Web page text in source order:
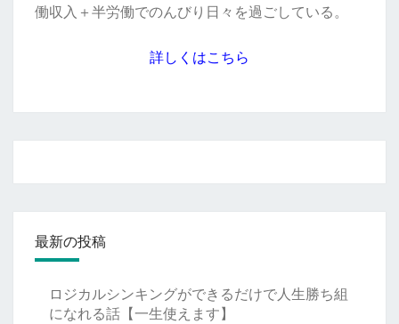
働収入＋半労働でのんびり日々を過ごしている。
詳しくはこちら
最新の投稿
ロジカルシンキングができるだけで人生勝ち組
になれる話【一生使えます】